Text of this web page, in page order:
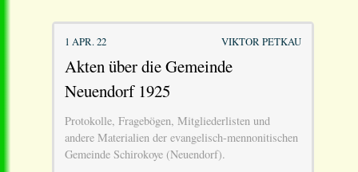
1 APR. 22 VIKTOR PETKAU
Akten über die Gemeinde
Neuendorf 1925
Protokolle, Fragebögen, Mitgliederlisten und
andere Materialien der evangelisch-mennonitischen
Gemeinde Schirokoye (Neuendorf).